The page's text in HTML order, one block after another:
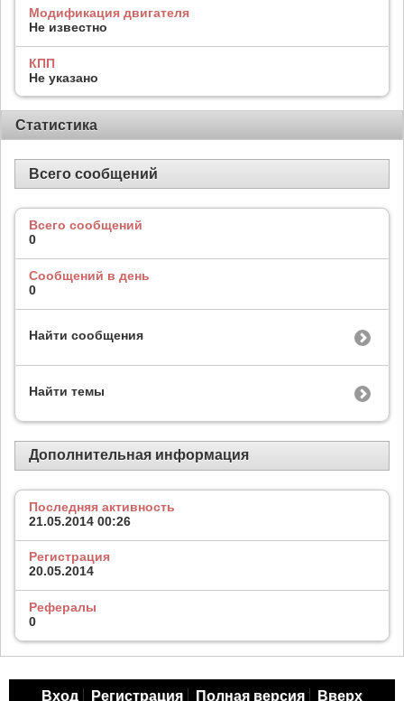
Модификация двигателя
Не известно
КПП
Не указано
Статистика
Всего сообщений
Всего сообщений
0
Сообщений в день
0
Найти сообщения
Найти темы
Дополнительная информация
Последняя активность
21.05.2014 00:26
Регистрация
20.05.2014
Рефералы
0
Вход Регистрация Полная версия Вверх